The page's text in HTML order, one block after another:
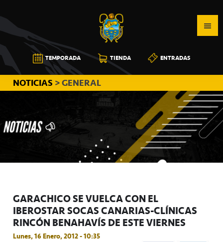
a
la
navegación
principal
al
contenido
principal
a
la
barra
lateral
principal
CB
CANARIAS
TEMPORADA TIENDA ENTRADAS
NOTICIAS > GENERAL
GARACHICO SE VUELCA CON EL
IBEROSTAR SOCAS CANARIAS-CLÍNICAS
RINCÓN BENAHAVÍS DE ESTE VIERNES
Lunes, 16 Enero, 2012 - 10:35